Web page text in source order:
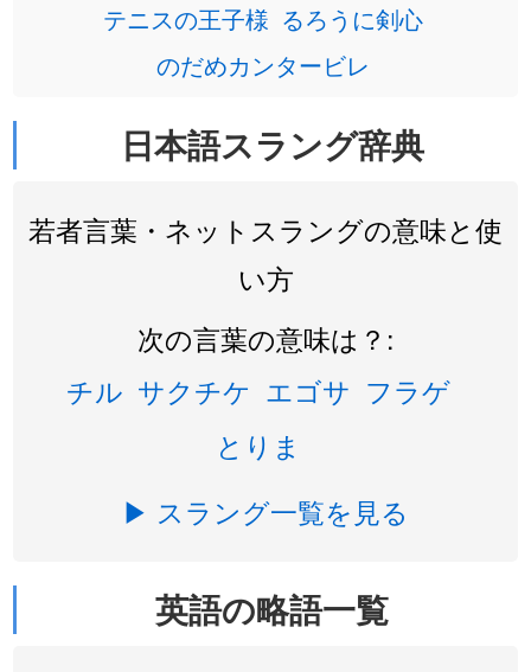
テニスの王子様 るろうに剣心
のだめカンタービレ
日本語スラング辞典
若者言葉・ネットスラングの意味と使
い方
次の言葉の意味は？:
チル サクチケ エゴサ フラゲ
とりま
▶ スラング一覧を見る
英語の略語一覧